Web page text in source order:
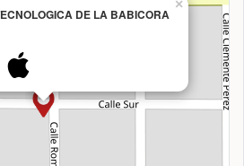
DE LA BABICORA
×